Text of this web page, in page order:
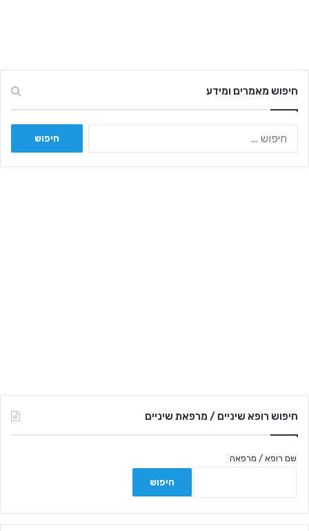
חיפוש מאמרים ומידע
חיפוש רופא שיניים / מרפאת שיניים
שם רופא / מרפאה